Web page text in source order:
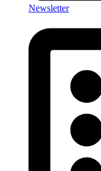
Newsletter